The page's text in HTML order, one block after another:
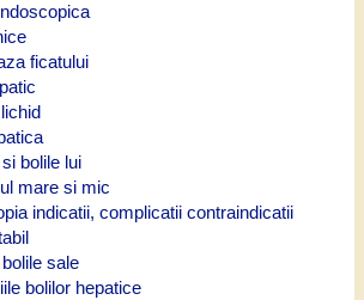
ficatului
bolile lui
mare si mic
indicatii, complicatii contraindicatii
sale
bolilor hepatice